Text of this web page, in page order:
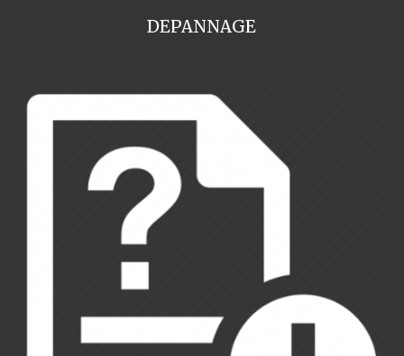
DEPANNAGE